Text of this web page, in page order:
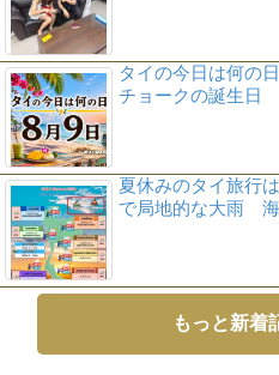
タイの今日は何の
チョークの誕生日
夏休みのタイ旅行
で局地的な大雨
もっと新着